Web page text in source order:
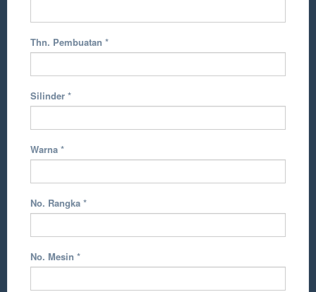
Thn. Pembuatan *
Silinder *
Warna *
No. Rangka *
No. Mesin *